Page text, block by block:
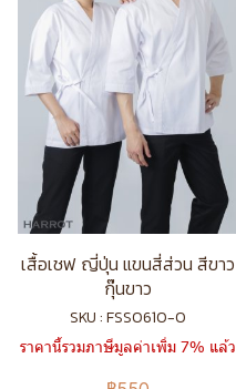
เสื้อเชฟ ญี่ปุ่น แขนสี่ส่วน สีขาว
กุ๊นขาว
SKU : FSS0610-0
ราคานี้รวมภาษีมูลค่าเพิ่ม 7% แล้ว